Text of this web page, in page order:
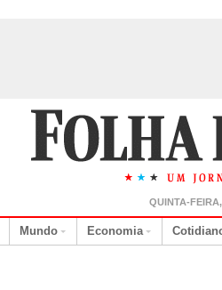
QUINTA-
Mundo Economia